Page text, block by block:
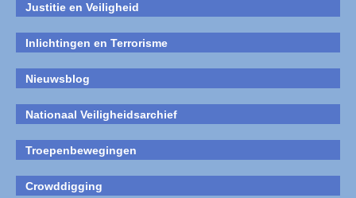
Justitie en Veiligheid
Inlichtingen en Terrorisme
Nieuwsblog
Nationaal Veiligheidsarchief
Troepenbewegingen
Crowddigging